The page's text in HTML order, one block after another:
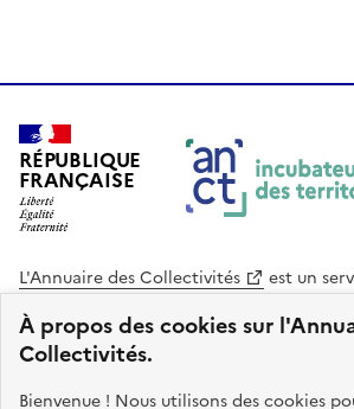
À propos des cookies sur
Collectivités.
Bienvenue ! Nous utilisons des cookies
RÉPUBLIQUE
FRANÇAISE
L'Annuaire des Collectivités est un
des Territoires
Cohésion des Territoires
. Le code
est disponible en licence libre. Le design
avec le système de design de l’État.